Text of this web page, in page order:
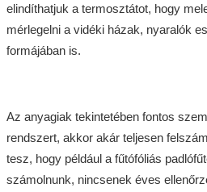
elindíthatjuk a termosztátot, hogy
mérlegelni a vidéki házak, nyaralók
formájában is.
Az anyagiak tekintetében fontos
rendszert, akkor akár teljesen
tesz, hogy például a fűtófóliás
számolnunk, nincsenek éves